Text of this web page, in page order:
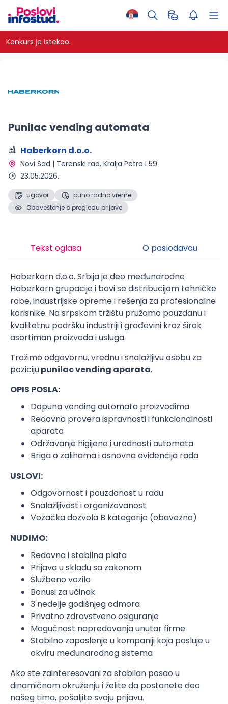
Konkurs je istekao.
Punilac vending automata
Haberkorn d.o.o.
Novi Sad | Terenski rad, Kralja Petra I 59
23.05.2026.
ugovor
puno radno vreme
Obaveštenje o pregledu prijave
Tekst oglasa O poslodavcu
Haberkorn d.o.o. Srbija je deo međunarodne
Haberkorn grupacije i bavi se distribucijom tehničke
robe, industrijske opreme i rešenja za profesionalne
korisnike. Na srpskom tržištu pružamo pouzdanu i
kvalitetnu podršku industriji i građevini kroz širok
asortiman proizvoda i usluga.
Tražimo odgovornu, vrednu i snalažljivu osobu za
pozicijupunilac vending aparata.
OPIS POSLA:
Dopuna vending automata proizvodima
Redovna provera ispravnosti i funkcionalnosti
aparata
Održavanje higijene i urednosti automata
Briga o zalihama i osnovna evidencija rada
USLOVI:
Odgovornost i pouzdanost u radu
Snalažljivost i organizovanost
Vozačka dozvola B kategorije (obavezno)
NUDIMO:
Redovna i stabilna plata
Prijava u skladu sa zakonom
Službeno vozilo
Bonusi za učinak
3 nedelje godišnjeg odmora
Privatno zdravstveno osiguranje
Mogućnost napredovanja unutar firme
Stabilno zaposlenje u kompaniji koja posluje u
okviru međunarodnog sistema
Ako ste zainteresovani za stabilan posao u
dinamičnom okruženju i želite da postanete deo
našeg tima, pošaljite svoju prijavu.